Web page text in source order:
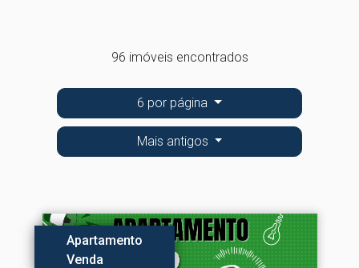
96 imóveis encontrados
6 por página
Mais antigos
Apartamento
Venda